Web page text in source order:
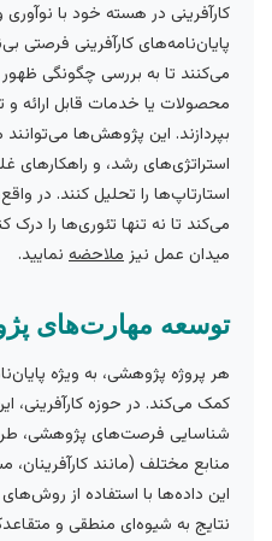
کارآفرینی در هسته خود با
پایان‌نامه‌های کارآفرینی فرصتی
می‌کنند تا به بررسی چگونگی ظهور
محصولات یا خدمات قابل ارائه و
بپردازند. این پژوهش‌ها
استراتژی‌های رشد، و
استارتاپ‌ها را تحلیل کنند. در
می‌کند تا نه تنها تئوری‌ها را درک
میدان عمل نیزملاحضه نمایید.
توسعه مهارت‌های
هر پروژه پژوهشی، به ویژه
کمک می‌کند. در حوزه کارآفرینی،
شناسایی فرصت‌های پژوهشی،
منابع مختلف (مانند کارآفرینان،
این داده‌ها با استفاده از روش‌های
نتایج به شیوه‌ای منطقی و